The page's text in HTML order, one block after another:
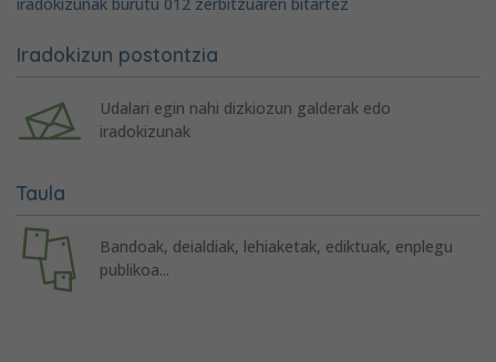
Iradokizun postontzia
Udalari egin nahi dizkiozun galderak edo
iradokizunak
Taula
Bandoak, deialdiak, lehiaketak, ediktuak, enplegu
publikoa...